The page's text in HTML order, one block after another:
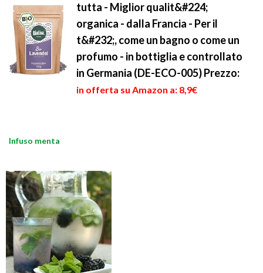
tutta - Miglior qualit&#224;
organica - dalla Francia - Per il
t&#232;, come un bagno o come un
profumo - in bottiglia e controllato
in Germania (DE-ECO-005)Prezzo:
in offerta su Amazon a: 8,9€
Infuso menta